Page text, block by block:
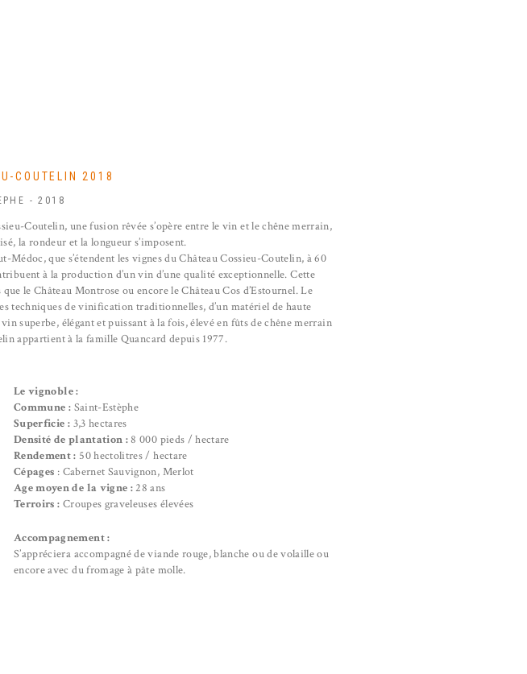
COUTELIN 2018
- 2018
Coutelin, une fusion rêvée s’opère entre le vin et le chêne merrain,
la rondeur et la longueur s’imposent.
Médoc, que s’étendent les vignes du Château Cossieu-Coutelin, à 60
à la production d’un vin d’une qualité exceptionnelle. Cette
le Château Montrose ou encore le Château Cos d’Estournel. Le
techniques de vinification traditionnelles, d’un matériel de haute
superbe, élégant et puissant à la fois, élevé en fûts de chêne merrain
appartient à la famille Quancard depuis 1977.
Le vignoble :
Commune : Saint-Estèphe
Superficie : 3,3 hectares
Densité de plantation :8 000 pieds / hectare
Rendement : 50 hectolitres / hectare
Cépages : Cabernet Sauvignon, Merlot
Age moyen de la vigne :28 ans
Terroirs : Croupes graveleuses élevées
Accompagnement :
S’appréciera accompagné de viande rouge, blanche ou de volaille ou
encore avec du fromage à pâte molle.